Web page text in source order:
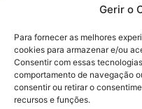
Gerir o
Para fornecer as melhores
cookies para armazenar e/ou
Consentir com essas
comportamento de navegação
consentir ou retirar o
recursos e funções.
Parceiros:
Veros – Hospital